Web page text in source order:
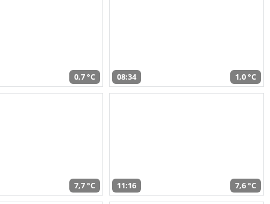
0,7 °C 08:34 1,0 °C
7,7 °C 11:16 7,6 °C